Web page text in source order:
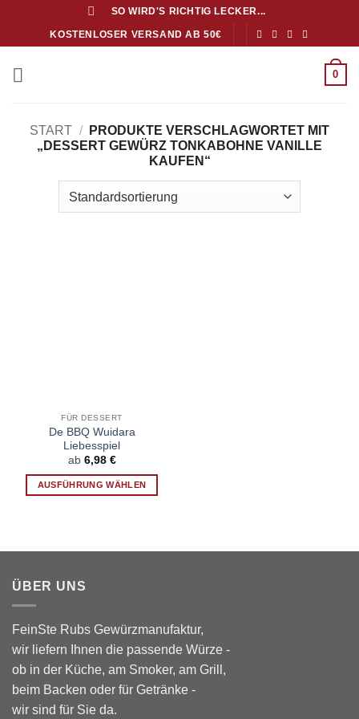
springen
SO WIRD'S RICHTIG LECKER...
KOSTENLOSER VERSAND AB 50€
0
START /
PRODUKTE VERSCHLAGWORTET MIT
„DESSERT GEWÜRZ TONKABOHNE VANILLE
KAUFEN“
FÜR DESSERT
De BBQ Wuidara
Liebesspiel
ab 6,98 €
AUSFÜHRUNG WÄHLEN
mehrere
Optionen
auf
der
Produktseite
gewählt
ÜBER UNS
FeinSte Rubs Gewürzmanufaktur,
wir liefern Ihnen die passende Würze -
ob in der Küche, am Smoker, am Grill,
beim Backen oder für Getränke -
wir sind für Sie da.